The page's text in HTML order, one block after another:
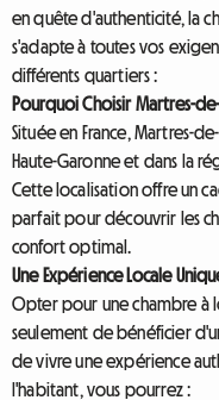
en quête d'authenticité, la
s'adapte à toutes vos
différents quartiers :
Pourquoi Choisir Martres-
Située en France, Martres-
Haute-Garonne et dans la
Cette localisation offre un
parfait pour découvrir les
confort optimal.
Une Expérience Locale
Opter pour une chambre à
seulement de bénéficier
de vivre une expérience
l'habitant, vous pourrez :